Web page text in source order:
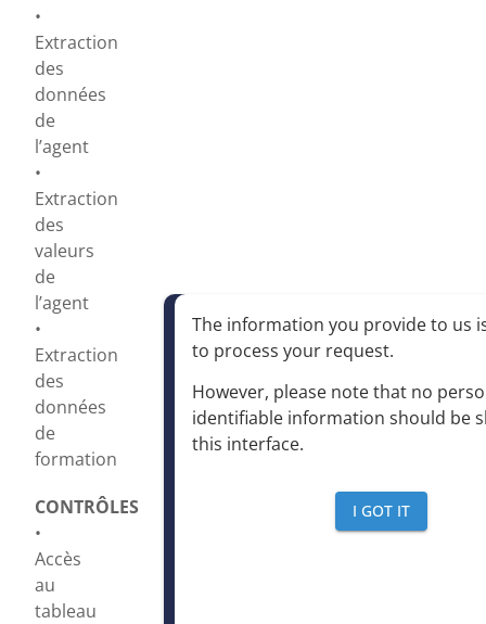
•
Extraction
des
données
de
l’agent
•
Extraction
des
valeurs
de
l’agent
•
Extraction
des
données
de
formation
CONTRÔLES
•
Accès
au
tableau
The information you provide to us
to process your request.
However, please note that no
identifiable information should be
this interface.
I GOT IT